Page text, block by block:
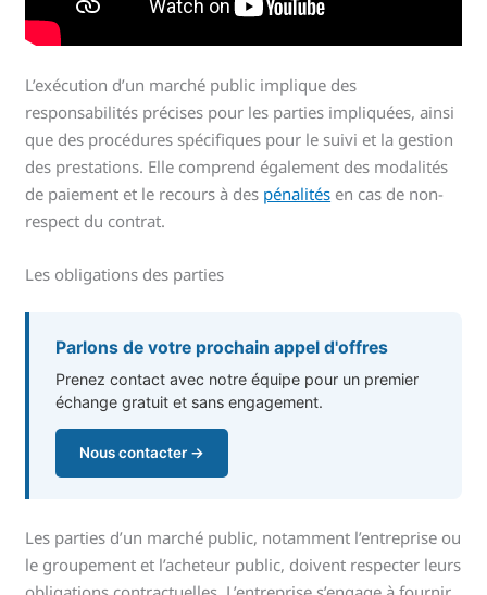
L’exécution d’un marché public implique des
responsabilités précises pour les parties impliquées, ainsi
que des procédures spécifiques pour le suivi et la gestion
des prestations. Elle comprend également des modalités
de paiement et le recours à des pénalités en cas de non-
respect du contrat.
Les obligations des parties
Parlons de votre prochain appel d'offres
Prenez contact avec notre équipe pour un premier
échange gratuit et sans engagement.
Nous contacter →
Les parties d’un marché public, notamment l’entreprise ou
le groupement et l’acheteur public, doivent respecter leurs